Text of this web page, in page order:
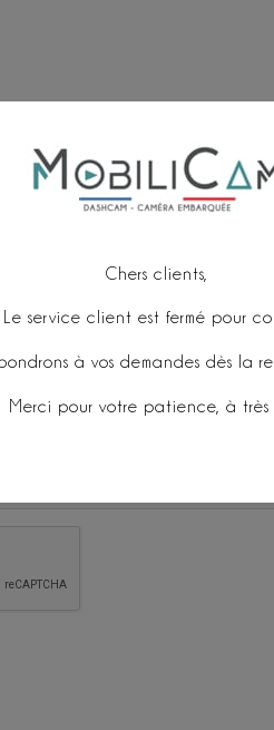
Chers clients,
Le service client est fermé pour
à vos demandes dès la
Merci pour votre patience, à très